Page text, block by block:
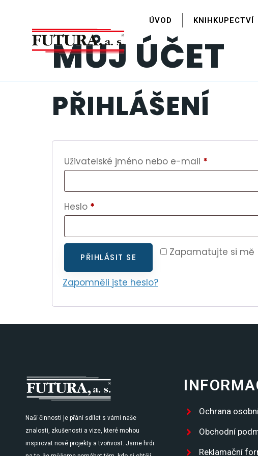
ÚVOD KNIHKUPECTVÍ
MŮJ ÚČET
PŘIHLÁŠENÍ
Uživatelské jméno nebo e-mail *
Heslo *
Zapamatujte si mě
PŘIHLÁSIT SE
Zapomněli jste heslo?
Naší činnosti je přání sdílet s vámi naše
znalosti, zkušenosti a vize, které mohou
inspirovat nové projekty a tvořivost. Jsme hrdi
Ochrana
Obchodní
Reklamační